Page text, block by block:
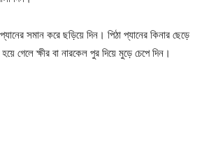
সমান করে ছড়িয়ে দিন। পিঠা প্যানের কিনার ছেড়ে
গেলে ক্ষীর বা নারকেল পুর দিয়ে মুড়ে চেপে দিন।